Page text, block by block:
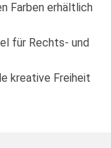
Farben erhältlich
für Rechts- und
kreative Freiheit